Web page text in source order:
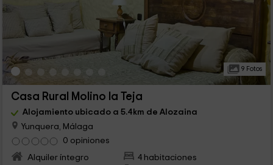
9 Fotos
Casa Rural Molino la Teja
Alojamiento ubicado a 5.4km de Alozaina
Yunquera, Málaga
0 opiniones
Alquiler íntegro
4 habitaciones